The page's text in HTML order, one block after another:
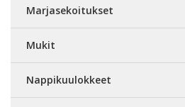
Marjasekoitukset
Mukit
Nappikuulokkeet